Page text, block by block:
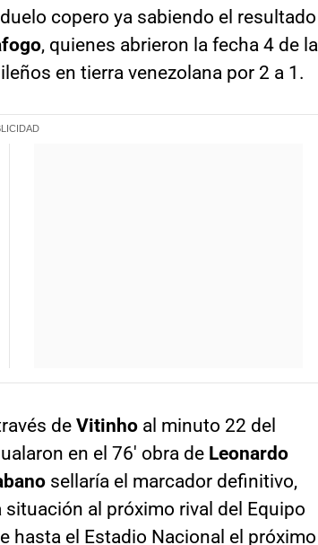
copero ya sabiendo el resultado
, quienes abrieron la fecha 4 de la
en tierra venezolana por 2 a 1.
de Vitinho al minuto 22 del
en el 76′ obra de Leonardo
sellaría el marcador definitivo,
al próximo rival del Equipo
hasta el Estadio Nacional el próximo